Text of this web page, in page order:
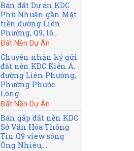
Bán đất Dự án KDC
Phú Nhuận gần Mặt
tiền đường Liên
Phường, Q9, lô...
Đất Nền Dự Án
Chuyên nhận ký gửi
đất nền KDC Kiến Á,
đường Liên Phường,
Phường Phước
Long...
Đất Nền Dự Án
Bán gấp đất nền KDC
Sở Văn Hóa Thông
Tin Q9 view sông
Ông Nhiêu,...